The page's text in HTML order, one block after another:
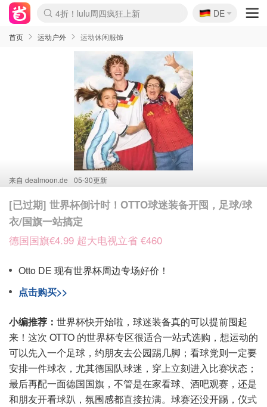
Boticinal 夏促开抢！
4折！lulu周四疯狂上新
还没结束！&OtherStories大促
Joybuy变相75折 随时失效
速领！Stanley独家85折
疑似霸哥！Camper额外叠85折
Zalando 奥莱闪促！每日更新
Moncler反季囤！5折起+叠9折
Coach Brooklyn仅€192
🇩🇪
DE
首页 运动户外 运动休闲服饰
来自 dealmoon.de 05-30更新
[已过期] 世界杯倒计时！OTTO球迷装备开囤，足球/球
衣/国旗一站搞定
德国国旗€4.99 超大电视立省 €460
Otto DE 现有世界杯周边专场好价！
点击购买>>
小编推荐： 世界杯快开始啦，球迷装备真的可以提前囤起
来！这次 OTTO 的世界杯专区很适合一站式选购，想运动的
可以先入一个足球，约朋友去公园踢几脚；看球党则一定要
安排一件球衣，尤其德国队球迷，穿上立刻进入比赛状态；
最后再配一面德国国旗，不管是在家看球、酒吧观赛，还是
和朋友开看球趴，氛围感都直接拉满。球赛还没开踢，仪式